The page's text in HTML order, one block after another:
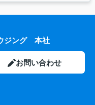
ジング 本社
お問い合わせ